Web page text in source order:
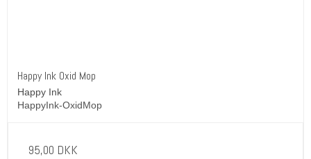
Happy Ink Oxid Mop
Happy Ink
HappyInk-OxidMop
95,00 DKK